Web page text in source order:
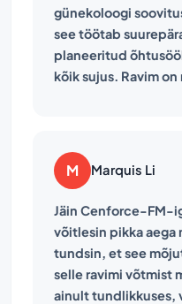
günekoloogi
see töötab
planeeritud
kõik sujus. Ravim
M Marquis Li
Jäin Cenforce-FM-
võitlesin pikka aega
tundsin, et see
selle ravimi võtmist
ainult tundlikkuses,